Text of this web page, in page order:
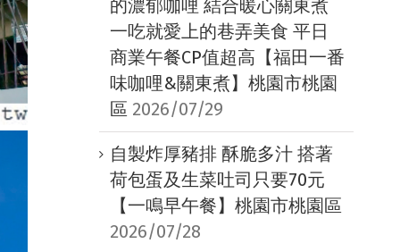
的濃郁咖哩 結合暖心關東煮
一吃就愛上的巷弄美食 平日
商業午餐CP值超高【福田一番
味咖哩&關東煮】桃園市桃園
區 2026/07/29
自製炸厚豬排 酥脆多汁 搭著
荷包蛋及生菜吐司只要70元
【一鳴早午餐】桃園市桃園區
2026/07/28